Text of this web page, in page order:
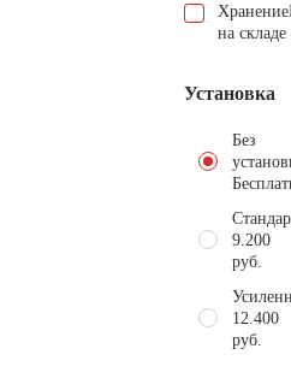
Хранение
на складе
Установка
Без
9.200
руб.
12.400
руб.